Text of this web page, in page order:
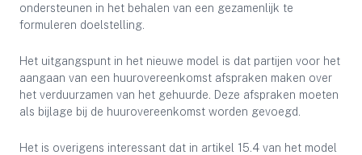
ondersteunen in het behalen van een gezamenlijk te
formuleren doelstelling.
Het uitgangspunt in het nieuwe model is dat partijen voor het
aangaan van een huurovereenkomst afspraken maken over
het verduurzamen van het gehuurde. Deze afspraken moeten
als bijlage bij de huurovereenkomst worden gevoegd.
Het is overigens interessant dat in artikel 15.4 van het model